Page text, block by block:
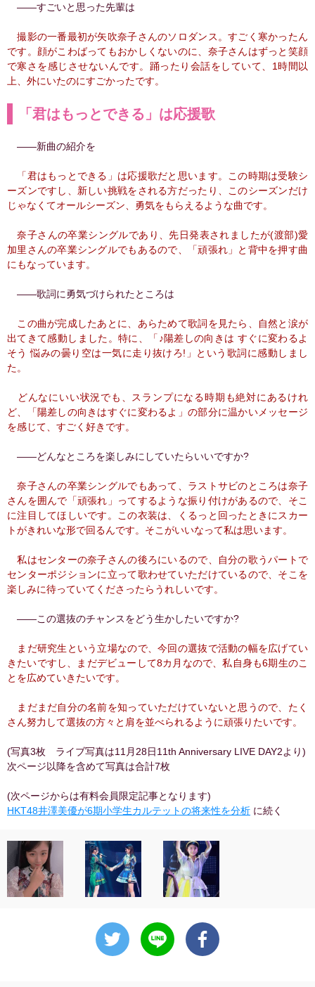
――すごいと思った先輩は
撮影の一番最初が矢吹奈子さんのソロダンス。すごく寒かったん
です。顔がこわばってもおかしくないのに、奈子さんはずっと笑顔
で寒さを感じさせないんです。踊ったり会話をしていて、1時間以
上、外にいたのにすごかったです。
「君はもっとできる」は応援歌
――新曲の紹介を
「君はもっとできる」は応援歌だと思います。この時期は受験シ
ーズンですし、新しい挑戦をされる方だったり、このシーズンだけ
じゃなくてオールシーズン、勇気をもらえるような曲です。
奈子さんの卒業シングルであり、先日発表されましたが(渡部)愛
加里さんの卒業シングルでもあるので、「頑張れ」と背中を押す曲
にもなっています。
――歌詞に勇気づけられたところは
この曲が完成したあとに、あらためて歌詞を見たら、自然と涙が
出てきて感動しました。特に、「♪陽差しの向きは すぐに変わるよ
そう 悩みの曇り空は一気に走り抜けろ!」という歌詞に感動しまし
た。
どんなにいい状況でも、スランプになる時期も絶対にあるけれ
ど、「陽差しの向きはすぐに変わるよ」の部分に温かいメッセージ
を感じて、すごく好きです。
――どんなところを楽しみにしていたらいいですか?
奈子さんの卒業シングルでもあって、ラストサビのところは奈子
さんを囲んで「頑張れ」ってするような振り付けがあるので、そこ
に注目してほしいです。この衣装は、くるっと回ったときにスカー
トがきれいな形で回るんです。そこがいいなって私は思います。
私はセンターの奈子さんの後ろにいるので、自分の歌うパートで
センターポジションに立って歌わせていただけているので、そこを
楽しみに待っていてくださったらうれしいです。
――この選抜のチャンスをどう生かしたいですか?
まだ研究生という立場なので、今回の選抜で活動の幅を広げてい
きたいですし、まだデビューして8カ月なので、私自身も6期生のこ
とを広めていきたいです。
まだまだ自分の名前を知っていただけていないと思うので、たく
さん努力して選抜の方々と肩を並べられるように頑張りたいです。
(写真3枚 ライブ写真は11月28日11th Anniversary LIVE DAY2より)
次ページ以降を含めて写真は合計7枚
(次ページからは有料会員限定記事となります)
HKT48井澤美優が6期小学生カルテットの将来性を分析 に続く